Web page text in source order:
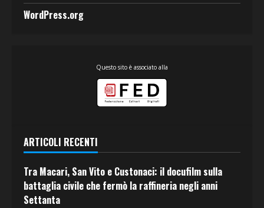
WordPress.org
Questo sito è associato alla
ARTICOLI RECENTI
Tra Macari, San Vito e Custonaci: il docufilm sulla
battaglia civile che fermò la raffineria negli anni
Settanta